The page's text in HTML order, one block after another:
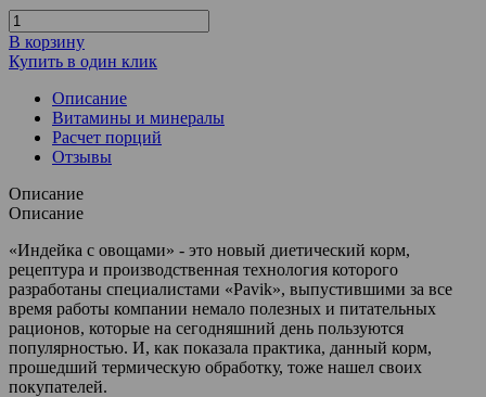
В корзину
Купить в один клик
Описание
Витамины и минералы
Расчет порций
Отзывы
Описание
Описание
«Индейка с овощами» - это новый диетический корм,
рецептура и производственная технология которого
разработаны специалистами «Pavik», выпустившими за все
время работы компании немало полезных и питательных
рационов, которые на сегодняшний день пользуются
популярностью. И, как показала практика, данный корм,
прошедший термическую обработку, тоже нашел своих
покупателей.